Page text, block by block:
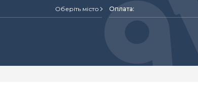
Оберіть місто Оплата: